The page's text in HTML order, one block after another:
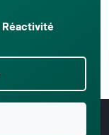
Réactivité